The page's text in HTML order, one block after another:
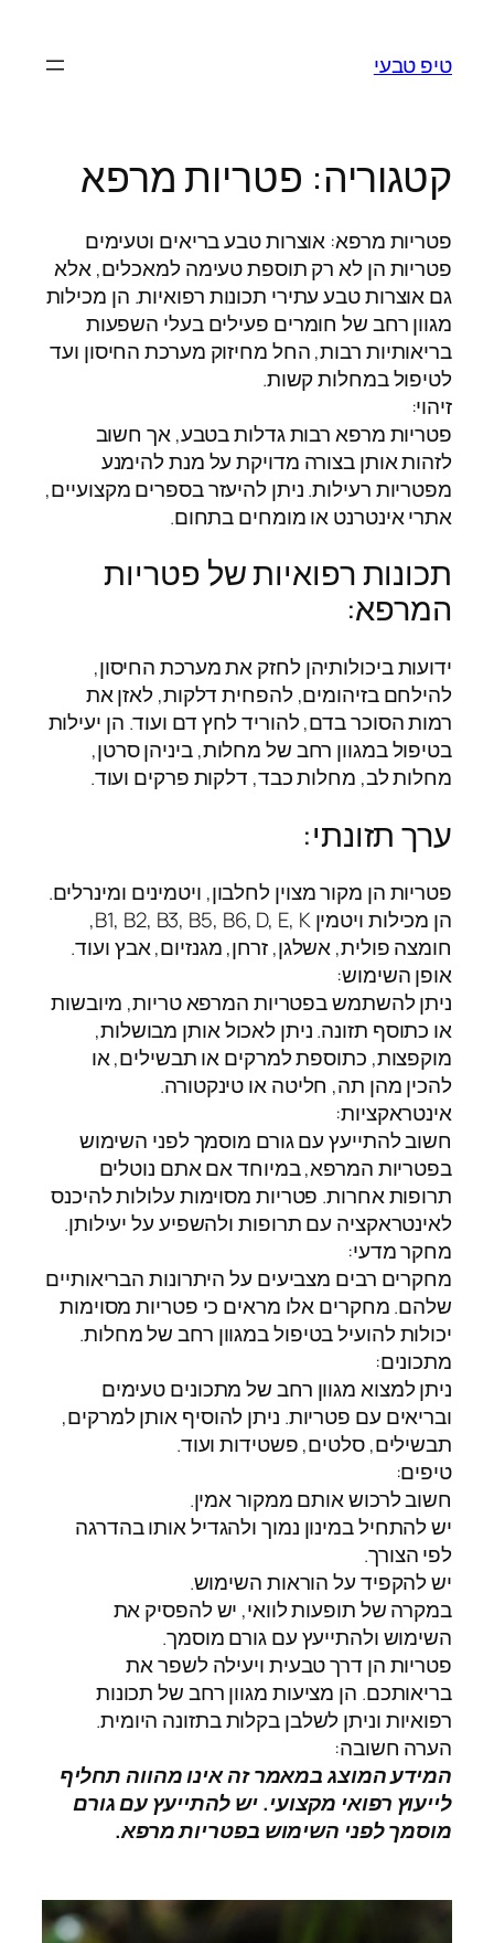
טיפ טבעי
קטגוריה: פטריות מרפא
פטריות מרפא: אוצרות טבע בריאים וטעימים
פטריות הן לא רק תוספת טעימה למאכלים, אלא
גם אוצרות טבע עתירי תכונות רפואיות. הן מכילות
מגוון רחב של חומרים פעילים בעלי השפעות
בריאותיות רבות, החל מחיזוק מערכת החיסון ועד
לטיפול במחלות קשות.
זיהוי:
פטריות מרפא רבות גדלות בטבע, אך חשוב
לזהות אותן בצורה מדויקת על מנת להימנע
מפטריות רעילות. ניתן להיעזר בספרים מקצועיים,
אתרי אינטרנט או מומחים בתחום.
תכונות רפואיות של פטריות
המרפא:
ידועות ביכולותיהן לחזק את מערכת החיסון,
להילחם בזיהומים, להפחית דלקות, לאזן את
רמות הסוכר בדם, להוריד לחץ דם ועוד. הן יעילות
בטיפול במגוון רחב של מחלות, ביניהן סרטן,
מחלות לב, מחלות כבד, דלקות פרקים ועוד.
ערך תזונתי:
פטריות הן מקור מצוין לחלבון, ויטמינים ומינרלים.
הן מכילות ויטמין B1, B2, B3, B5, B6, D, E, K,
חומצה פולית, אשלגן, זרחן, מגנזיום, אבץ ועוד.
אופן השימוש:
ניתן להשתמש בפטריות המרפא טריות, מיובשות
או כתוסף תזונה. ניתן לאכול אותן מבושלות,
מוקפצות, כתוספת למרקים או תבשילים, או
להכין מהן תה, חליטה או טינקטורה.
אינטראקציות:
חשוב להתייעץ עם גורם מוסמך לפני השימוש
בפטריות המרפא, במיוחד אם אתם נוטלים
תרופות אחרות. פטריות מסוימות עלולות להיכנס
לאינטראקציה עם תרופות ולהשפיע על יעילותן.
מחקר מדעי:
מחקרים רבים מצביעים על היתרונות הבריאותיים
שלהם. מחקרים אלו מראים כי פטריות מסוימות
יכולות להועיל בטיפול במגוון רחב של מחלות.
מתכונים:
ניתן למצוא מגוון רחב של מתכונים טעימים
ובריאים עם פטריות. ניתן להוסיף אותן למרקים,
תבשילים, סלטים, פשטידות ועוד.
טיפים:
חשוב לרכוש אותם ממקור אמין.
יש להתחיל במינון נמוך ולהגדיל אותו בהדרגה
לפי הצורך.
יש להקפיד על הוראות השימוש.
במקרה של תופעות לוואי, יש להפסיק את
השימוש ולהתייעץ עם גורם מוסמך.
פטריות הן דרך טבעית ויעילה לשפר את
בריאותכם. הן מציעות מגוון רחב של תכונות
רפואיות וניתן לשלבן בקלות בתזונה היומית.
הערה חשובה:
המידע המוצג במאמר זה אינו מהווה תחליף
לייעוץ רפואי מקצועי. יש להתייעץ עם גורם
מוסמך לפני השימוש בפטריות מרפא.